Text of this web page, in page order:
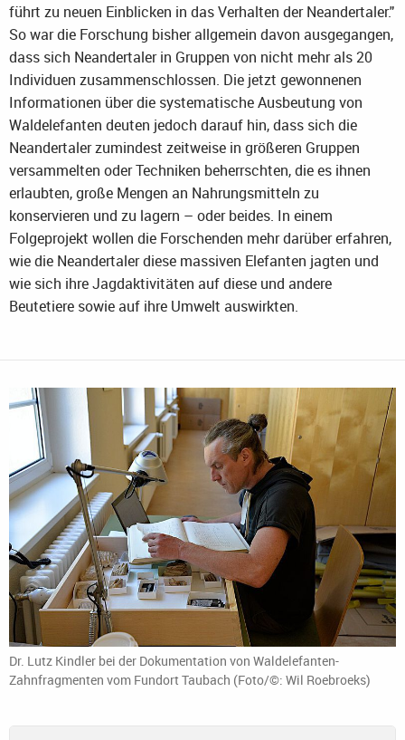
führt zu neuen Einblicken in das Verhalten der Neandertaler."
So war die Forschung bisher allgemein davon ausgegangen,
dass sich Neandertaler in Gruppen von nicht mehr als 20
Individuen zusammenschlossen. Die jetzt gewonnenen
Informationen über die systematische Ausbeutung von
Waldelefanten deuten jedoch darauf hin, dass sich die
Neandertaler zumindest zeitweise in größeren Gruppen
versammelten oder Techniken beherrschten, die es ihnen
erlaubten, große Mengen an Nahrungsmitteln zu
konservieren und zu lagern – oder beides. In einem
Folgeprojekt wollen die Forschenden mehr darüber erfahren,
wie die Neandertaler diese massiven Elefanten jagten und
wie sich ihre Jagdaktivitäten auf diese und andere
Beutetiere sowie auf ihre Umwelt auswirkten.
Dr. Lutz Kindler bei der Dokumentation von Waldelefanten-
Zahnfragmenten vom Fundort Taubach (Foto/©: Wil Roebroeks)